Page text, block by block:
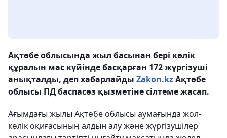
Ақтөбе облысында жыл басынан бері көлік
құралын мас күйінде басқарған 172 жүргізуші
анықталды, деп хабарлайды Zakon.kzАқтөбе
облысы ПД баспасөз қызметіне сілтеме жасап.
Ағымдағы жылы Ақтөбе облысы аумағында жол-
көлік оқиғасының алдын алу және жүргізушілер